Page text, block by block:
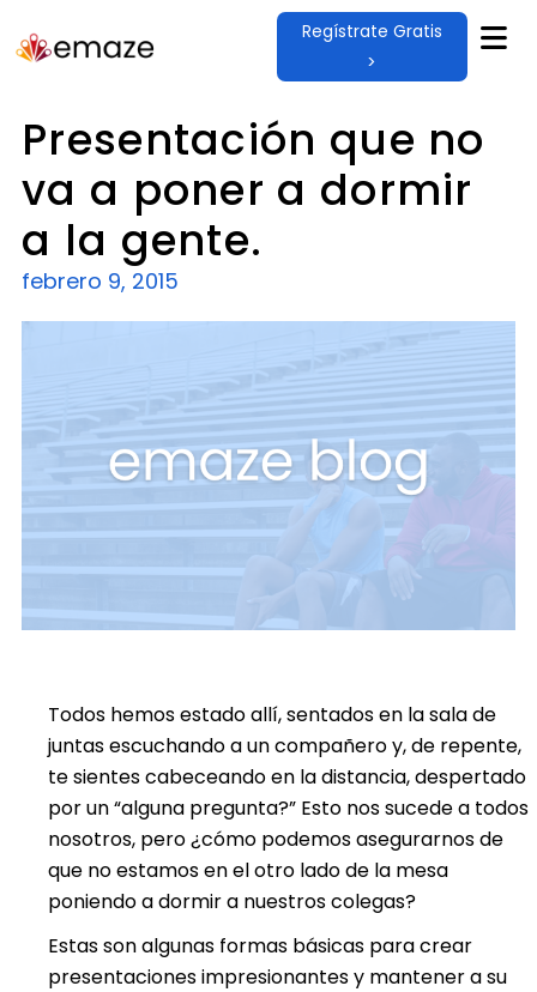
Regístrate Gratis
>
Presentación que no
va a poner a dormir
a la gente.
febrero 9, 2015
Todos hemos estado allí, sentados en la sala de
juntas escuchando a un compañero y, de repente,
te sientes cabeceando en la distancia, despertado
por un “alguna pregunta?” Esto nos sucede a todos
nosotros, pero ¿cómo podemos asegurarnos de
que no estamos en el otro lado de la mesa
poniendo a dormir a nuestros colegas?
Estas son algunas formas básicas para crear
presentaciones impresionantes y mantener a su